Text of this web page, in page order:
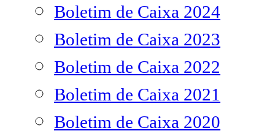
Boletim de Caixa 2024
Boletim de Caixa 2023
Boletim de Caixa 2022
Boletim de Caixa 2021
Boletim de Caixa 2020